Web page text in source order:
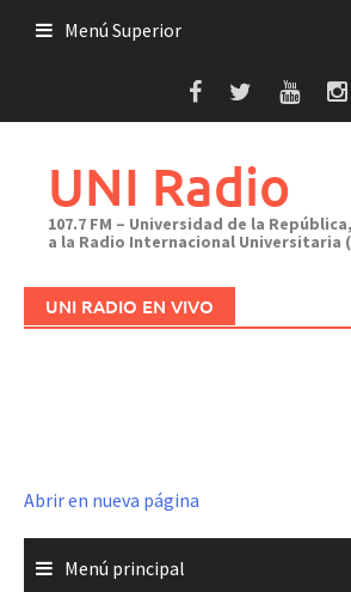
Menú Superior
UNI Radio
107.7 FM – Universidad de la
a la Radio Internacional Universitaria
UNI RADIO EN VIVO
Abrir en nueva página
Menú principal